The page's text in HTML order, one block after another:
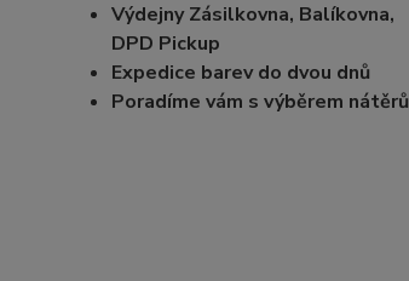
Výdejny Zásilkovna, Balíkovna,
DPD Pickup
Expedice barev do dvou dnů
Poradíme vám s výběrem nátěrů